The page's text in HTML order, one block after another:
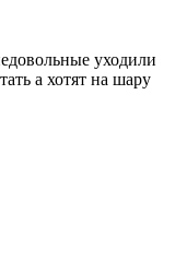
уходили
а хотят на шару